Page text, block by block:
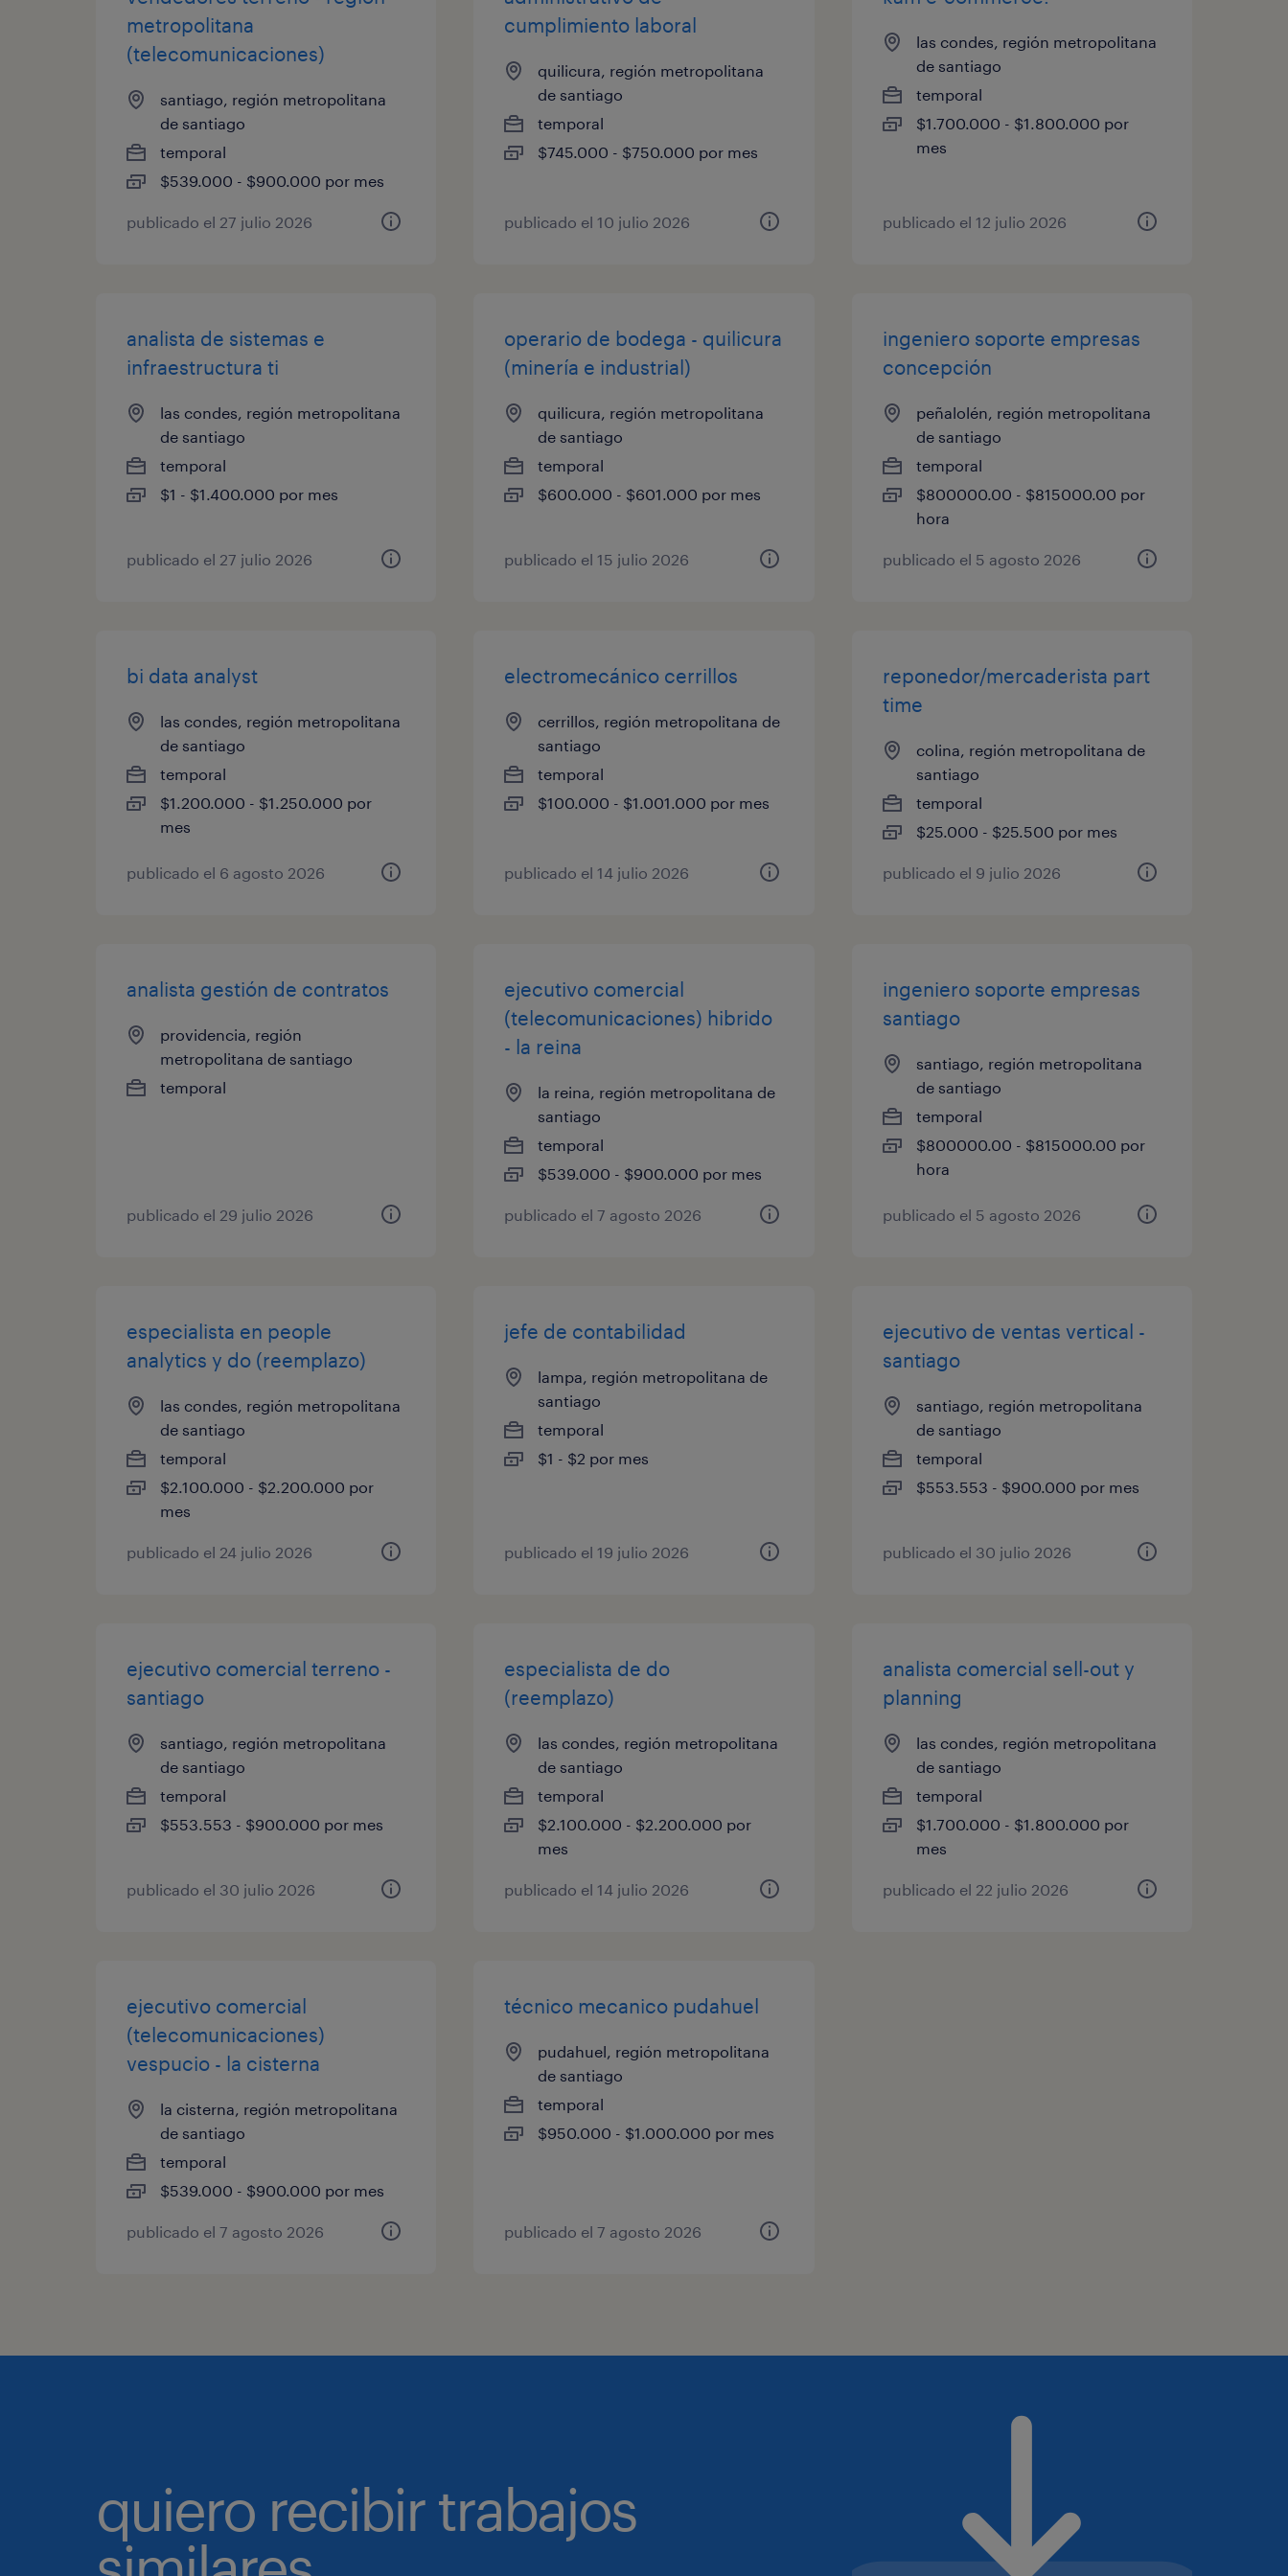
metropolitana
(telecomunicaciones)
santiago, región metropolitana
de santiago
temporal
$539.000 - $900.000 por mes
publicado el 27 julio 2026
cumplimiento laboral
quilicura, región metropolitana
de santiago
temporal
$745.000 - $750.000 por mes
publicado el 10 julio 2026
las condes, región metropolitana
de santiago
temporal
$1.700.000 - $1.800.000 por
mes
publicado el 12 julio 2026
analista de sistemas e
infraestructura ti
las condes, región metropolitana
de santiago
temporal
$1 - $1.400.000 por mes
publicado el 27 julio 2026
operario de bodega - quilicura
(minería e industrial)
quilicura, región metropolitana
de santiago
temporal
$600.000 - $601.000 por mes
publicado el 15 julio 2026
ingeniero soporte empresas
concepción
peñalolén, región metropolitana
de santiago
temporal
$800000.00 - $815000.00 por
hora
publicado el 5 agosto 2026
bi data analyst
las condes, región metropolitana
de santiago
temporal
$1.200.000 - $1.250.000 por
mes
publicado el 6 agosto 2026
electromecánico cerrillos
cerrillos, región metropolitana de
santiago
temporal
$100.000 - $1.001.000 por mes
publicado el 14 julio 2026
reponedor/mercaderista part
time
colina, región metropolitana de
santiago
temporal
$25.000 - $25.500 por mes
publicado el 9 julio 2026
analista gestión de contratos
providencia, región
metropolitana de santiago
temporal
publicado el 29 julio 2026
ejecutivo comercial
(telecomunicaciones) hibrido
- la reina
la reina, región metropolitana de
santiago
temporal
$539.000 - $900.000 por mes
publicado el 7 agosto 2026
ingeniero soporte empresas
santiago
santiago, región metropolitana
de santiago
temporal
$800000.00 - $815000.00 por
hora
publicado el 5 agosto 2026
especialista en people
analytics y do (reemplazo)
las condes, región metropolitana
de santiago
temporal
$2.100.000 - $2.200.000 por
mes
publicado el 24 julio 2026
jefe de contabilidad
lampa, región metropolitana de
santiago
temporal
$1 - $2 por mes
publicado el 19 julio 2026
ejecutivo de ventas vertical -
santiago
santiago, región metropolitana
de santiago
temporal
$553.553 - $900.000 por mes
publicado el 30 julio 2026
ejecutivo comercial terreno -
santiago
santiago, región metropolitana
de santiago
temporal
$553.553 - $900.000 por mes
publicado el 30 julio 2026
especialista de do
(reemplazo)
las condes, región metropolitana
de santiago
temporal
$2.100.000 - $2.200.000 por
mes
publicado el 14 julio 2026
analista comercial sell-out y
planning
las condes, región metropolitana
de santiago
temporal
$1.700.000 - $1.800.000 por
mes
publicado el 22 julio 2026
ejecutivo comercial
(telecomunicaciones)
vespucio - la cisterna
la cisterna, región metropolitana
de santiago
temporal
$539.000 - $900.000 por mes
publicado el 7 agosto 2026
técnico mecanico pudahuel
pudahuel, región metropolitana
de santiago
temporal
$950.000 - $1.000.000 por mes
publicado el 7 agosto 2026
quiero recibir trabajos